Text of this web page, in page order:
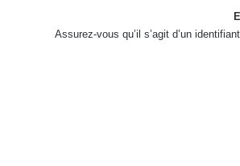
Assurez-vous qu’il s’agit d’un